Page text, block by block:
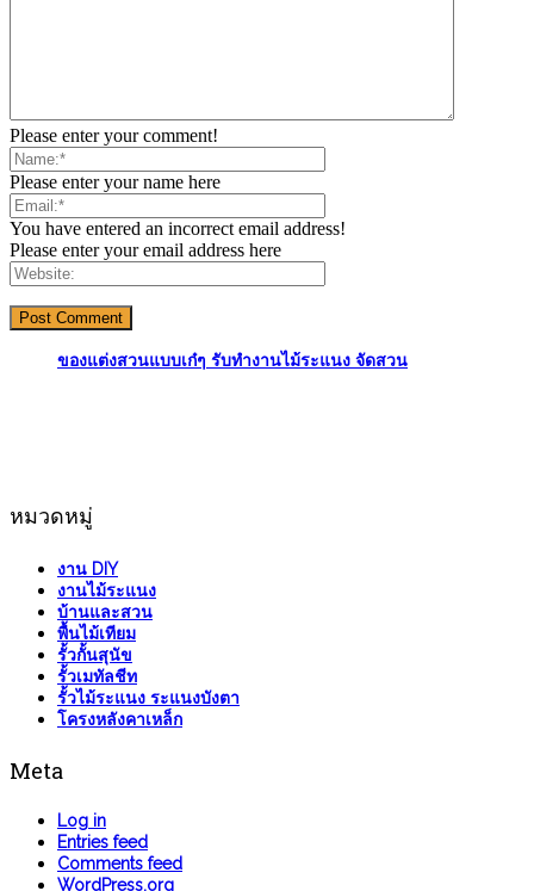
Please enter your comment!
Please enter your name here
You have entered an incorrect email address!
Please enter your email address here
ของแต่งสวนแบบเก๋ๆ รับทำงานไม้ระแนง จัดสวน
หมวดหมู่
งาน DIY
งานไม้ระแนง
บ้านและสวน
พื้นไม้เทียม
รั้วกั้นสุนัข
รั้วเมทัลชีท
รั้วไม้ระแนง ระแนงบังตา
โครงหลังคาเหล็ก
Meta
Log in
Entries feed
Comments feed
WordPress.org